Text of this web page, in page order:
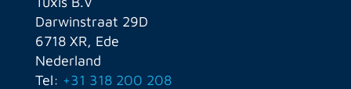
Darwinstraat 29D
6718 XR, Ede
Nederland
Tel: +31 318 200 208